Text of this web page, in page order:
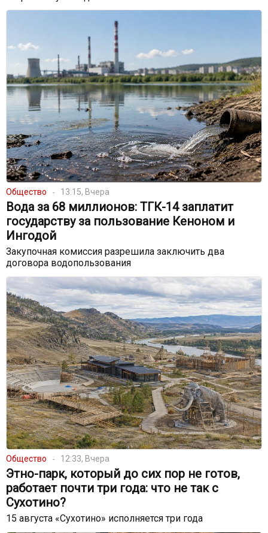
Общество 13:15, Вчера
Вода за 68 миллионов: ТГК-14 заплатит
государству за пользование Кеноном и
Ингодой
Закупочная комиссия разрешила заключить два
договора водопользования
Общество 12:33, Вчера
Этно-парк, который до сих пор не готов,
работает почти три года: что не так с
Сухотино?
15 августа «Сухотино» исполняется три года